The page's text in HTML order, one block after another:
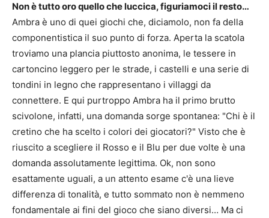
Non è tutto oro quello che luccica, figuriamoci il resto…
Ambra è uno di quei giochi che, diciamolo, non fa della
componentistica il suo punto di forza. Aperta la scatola
troviamo una plancia piuttosto anonima, le tessere in
cartoncino leggero per le strade, i castelli e una serie di
tondini in legno che rappresentano i villaggi da
connettere. E qui purtroppo Ambra ha il primo brutto
scivolone, infatti, una domanda sorge spontanea: "Chi è il
cretino che ha scelto i colori dei giocatori?" Visto che è
riuscito a scegliere il Rosso e il Blu per due volte è una
domanda assolutamente legittima. Ok, non sono
esattamente uguali, a un attento esame c'è una lieve
differenza di tonalità, e tutto sommato non è nemmeno
fondamentale ai fini del gioco che siano diversi… Ma ci